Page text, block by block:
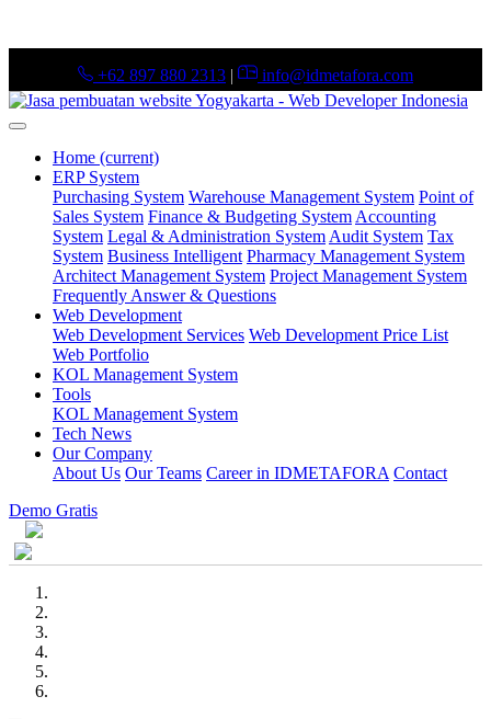
+62 897 880 2313 | info@idmetafora.com
Home (current)
ERP System
Purchasing System Warehouse Management System Point of
Sales System Finance & Budgeting System Accounting
System Legal & Administration System Audit System Tax
System Business Intelligent Pharmacy Management System
Architect Management System Project Management System
Frequently Answer & Questions
Web Development
Web Development Services Web Development Price List
Web Portfolio
KOL Management System
Tools
KOL Management System
Tech News
Our Company
About Us Our Teams Career in IDMETAFORA Contact
Demo Gratis